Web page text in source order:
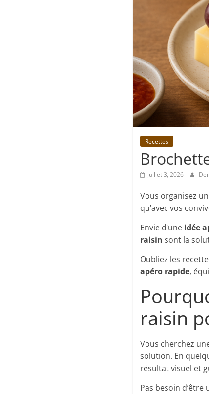
Recettes
juillet 3, 2026
Vous organisez un
qu’avec vos
Envie d’une idée
raisin sont la
Oubliez les
apéro rapide,
raisin
Vous cherchez
solution. En
résultat visuel et
Pas besoin